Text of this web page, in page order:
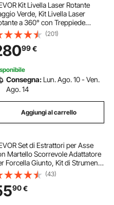
Kit Livella Laser Rotante
Verde, Kit Livella Laser
a 360° con Treppiede
500 m, Pendenza
Angolo Scansione
con Telecomando
per Trasporto
(201)
99€
Consegna: Lun. Ago. 10 - Ven.
Ago. 14
Aggiungi al carrello
Set di Estrattori per Asse
Martello Scorrevole Adattatore
Forcella Giunto, Kit di Strumenti
Rimozione del Giunto Set di
per Assali a Trazione
(43)
90€